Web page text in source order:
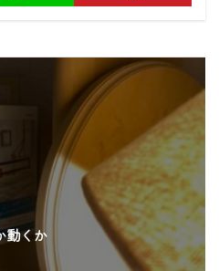
動くか